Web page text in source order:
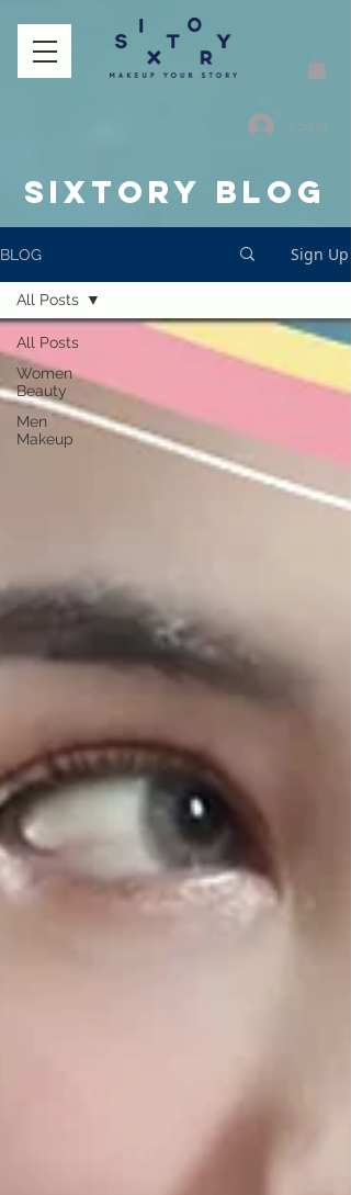
Log In
SIXTORY BLOG
BLOG Sign Up
All Posts
Women
Beauty
Men
Makeup
All Posts